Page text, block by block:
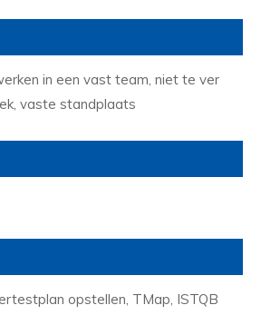
in een vast team, niet te ver
vaste standplaats
opstellen, TMap, ISTQB